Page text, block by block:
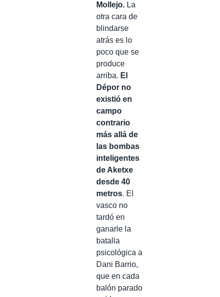
Mollejo. La
otra cara de
blindarse
atrás es lo
poco que se
produce
arriba. El
Dépor no
existió en
campo
contrario
más allá de
las bombas
inteligentes
de Aketxe
desde 40
metros. El
vasco no
tardó en
ganarle la
batalla
psicológica a
Dani Barrio,
que en cada
balón parado